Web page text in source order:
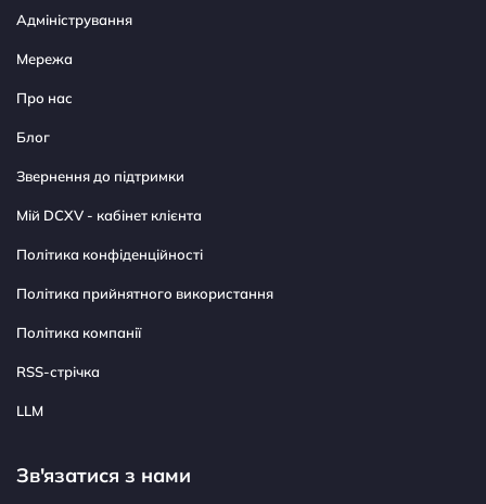
Адміністрування
Мережа
Про нас
Блог
Звернення до підтримки
Мій DCXV - кабінет клієнта
Політика конфіденційності
Політика прийнятного використання
Політика компанії
RSS-стрічка
LLM
Зв'язатися з нами